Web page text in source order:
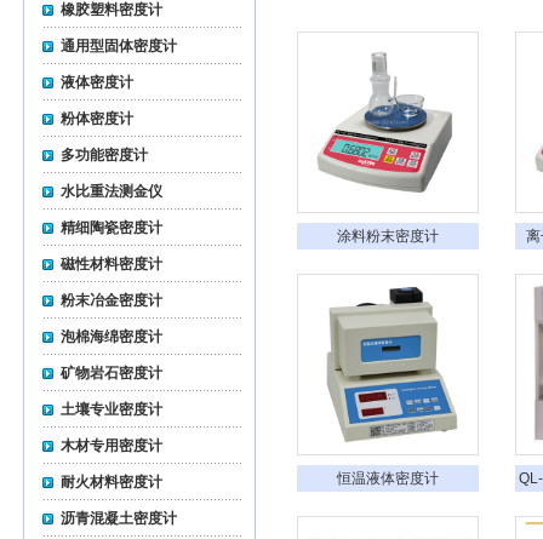
橡胶塑料密度计
通用型固体密度计
液体密度计
粉体密度计
多功能密度计
水比重法测金仪
精细陶瓷密度计
磁性材料密度计
粉末冶金密度计
泡棉海绵密度计
矿物岩石密度计
土壤专业密度计
木材专用密度计
耐火材料密度计
沥青混凝土密度计
涂料粉末密度计
恒温液体密度计